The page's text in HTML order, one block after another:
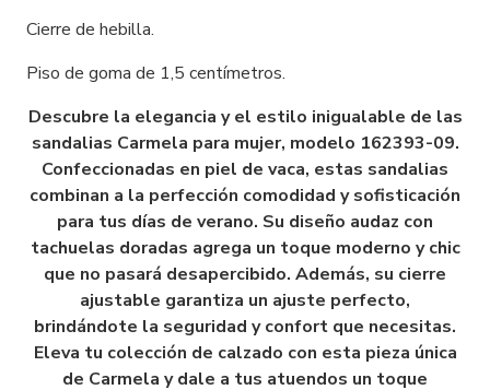
Cierre de hebilla.
Piso de goma de 1,5 centímetros.
Descubre la elegancia y el estilo inigualable de las
sandalias Carmela para mujer, modelo 162393-09.
Confeccionadas en piel de vaca, estas sandalias
combinan a la perfección comodidad y sofisticación
para tus días de verano. Su diseño audaz con
tachuelas doradas agrega un toque moderno y chic
que no pasará desapercibido. Además, su cierre
ajustable garantiza un ajuste perfecto,
brindándote la seguridad y confort que necesitas.
Eleva tu colección de calzado con esta pieza única
de Carmela y dale a tus atuendos un toque